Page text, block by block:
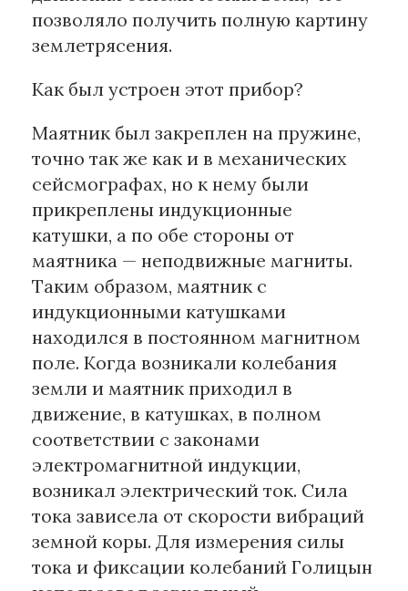
позволяло получить полную картину
землетрясения.
Как был устроен этот прибор?
Маятник был закреплен на пружине,
точно так же как и в механических
сейсмографах, но к нему были
прикреплены индукционные
катушки, а по обе стороны от
маятника — неподвижные магниты.
Таким образом, маятник с
индукционными катушками
находился в постоянном магнитном
поле. Когда возникали колебания
земли и маятник приходил в
движение, в катушках, в полном
соответствии с законами
электромагнитной индукции,
возникал электрический ток. Сила
тока зависела от скорости вибраций
земной коры. Для измерения силы
тока и фиксации колебаний Голицын